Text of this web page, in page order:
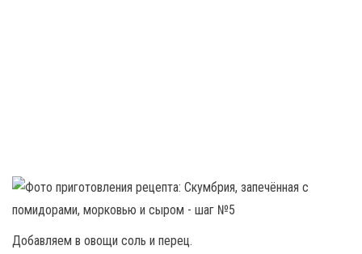
Добавляем в овощи соль и перец.